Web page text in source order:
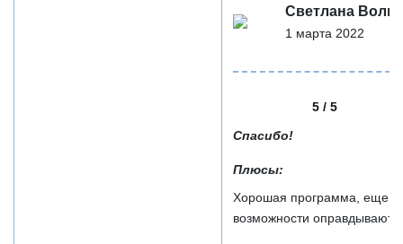
Светлана
1 марта 2022
5 / 5
Спасибо!
Плюсы:
Хорошая программа, еще
возможности оправдывают